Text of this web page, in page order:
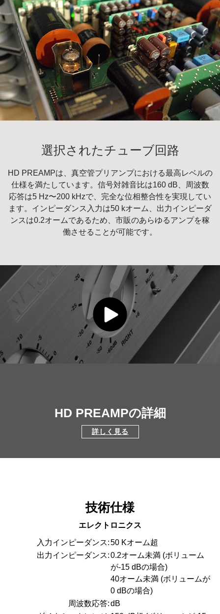
選択されたチューブ回路
HD PREAMPは、真空管プリアンプにおける最高レベルの
仕様を満たしています。信号対雑音比は160 dB、周波数
応答は5 Hz〜200 kHzで、完全な位相整合性を実現してい
ます。インピーダンス入力は50 kオーム、出力インピーダ
ンスは0.2オームであるため、市販のあらゆるアンプを稼
働させることが可能です。
HD PREAMPの詳細
詳しく見る
技術仕様
エレクトロニクス
入力インピーダンス:50 Kオーム超
出力インピーダンス:0.2オーム未満 (ボリューム
が-15 dBの場合)
40オーム未満 (ボリュームが
0 dBの場合)
周波数応答:dB